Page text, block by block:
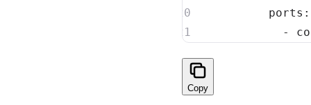
ports :
-
Copy